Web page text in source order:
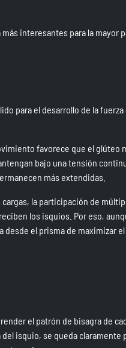
interesantes para la mayor
para el desarrollo de la
favorece que el glúteo
bajo una tensión
más extendidas.
la participación de
los isquios. Por eso,
el prisma de maximizar
el patrón de bisagra de
isquio, se queda claramente